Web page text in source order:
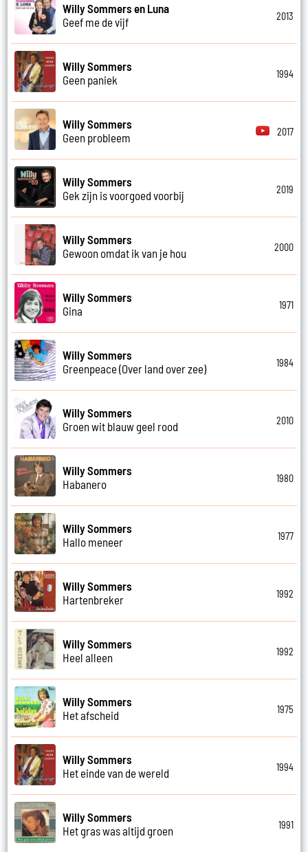
Willy Sommers en Luna
Geef me de vijf
2013
Willy Sommers
Geen paniek
1994
Willy Sommers
Geen probleem
2017
Willy Sommers
Gek zijn is voorgoed voorbij
2019
Willy Sommers
Gewoon omdat ik van je hou
2000
Willy Sommers
Gina
1971
Willy Sommers
Greenpeace (Over land over zee)
1984
Willy Sommers
Groen wit blauw geel rood
2010
Willy Sommers
Habanero
1980
Willy Sommers
Hallo meneer
1977
Willy Sommers
Hartenbreker
1992
Willy Sommers
Heel alleen
1992
Willy Sommers
Het afscheid
1975
Willy Sommers
Het einde van de wereld
1994
Willy Sommers
Het gras was altijd groen
1991